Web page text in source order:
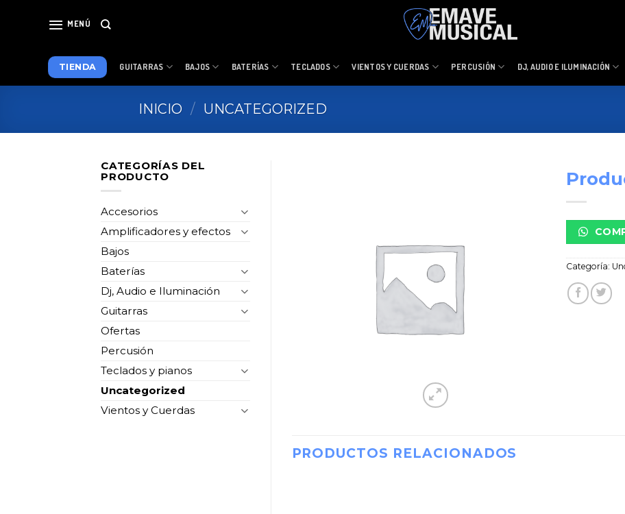
MENÚ
TIENDA GUITARRAS BAJOS BATERÍAS TECLADOS VIENTOS Y CUERDAS PERCUSIÓN DJ, AUDIO E ILUMINACIÓN
INICIO / UNCATEGORIZED
CATEGORÍAS DEL
PRODUCTO
Accesorios
Amplificadores y efectos
Bajos
Baterías
Dj, Audio e Iluminación
Guitarras
Ofertas
Percusión
Teclados y pianos
Uncategorized
Vientos y Cuerdas
Categoría:
PRODUCTOS RELACIONADOS